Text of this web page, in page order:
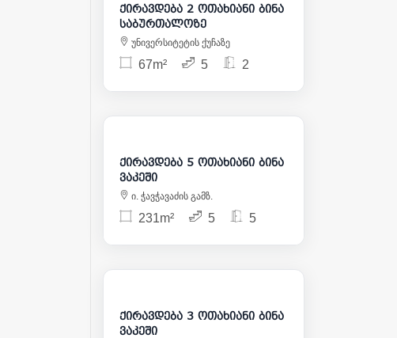
ქირავდება 2 ოთახიანი ბინა
საბურთალოზე
უნივერსიტეტის ქუჩაზე
67m² 5 2
3 500
ქირავდება 5 ოთახიანი ბინა
ვაკეში
ი. ჭავჭავაძის გამზ.
231m² 5 5
2 500
ქირავდება 3 ოთახიანი ბინა
ვაკეში